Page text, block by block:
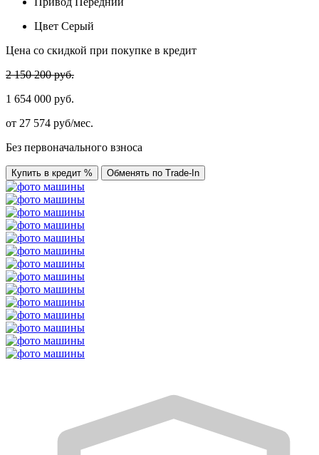
Цвет Серый
Цена со скидкой при покупке в кредит
2 150 200 руб.
1 654 000 руб.
от 27 574 руб/мес.
Без первоначального взноса
Купить в кредит % Обменять по Trade-In